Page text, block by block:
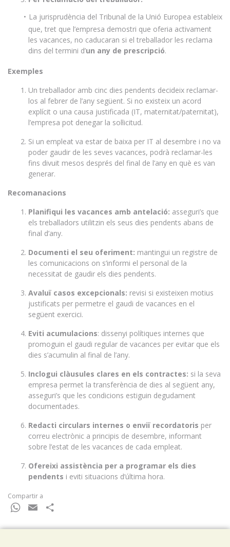
La jurisprudència del Tribunal de la Unió Europea estableix
que, tret que l’empresa demostri que oferia activament
les vacances, no caducaran si el treballador les reclama
dins del termini d’un any de prescripció.
Exemples
Un treballador amb cinc dies pendents decideix reclamar-
los al febrer de l’any següent. Si no existeix un acord
explícit o una causa justificada (IT, maternitat/paternitat),
l’empresa pot denegar la sol·licitud.
Si un empleat va estar de baixa per IT al desembre i no va
poder gaudir de les seves vacances, podrà reclamar-les
fins divuit mesos després del final de l’any en què es van
generar.
Recomanacions
Planifiqui les vacances amb antelació: asseguri’s que
els treballadors utilitzin els seus dies pendents abans de
final d’any.
Documenti el seu oferiment: mantingui un registre de
les comunicacions on s’informi el personal de la
necessitat de gaudir els dies pendents.
Avaluï casos excepcionals: revisi si existeixen motius
justificats per permetre el gaudi de vacances en el
següent exercici.
Eviti acumulacions: dissenyi polítiques internes que
promoguin el gaudi regular de vacances per evitar que els
dies s’acumulin al final de l’any.
Inclogui clàusules clares en els contractes: si la seva
empresa permet la transferència de dies al següent any,
asseguri’s que les condicions estiguin degudament
documentades.
Redacti circulars internes o enviï recordatoris per
correu electrònic a principis de desembre, informant
sobre l’estat de les vacances de cada empleat.
Ofereixi assistència per a programar els dies
pendents i eviti situacions d’última hora.
Compartir a
WhatsApp
Email